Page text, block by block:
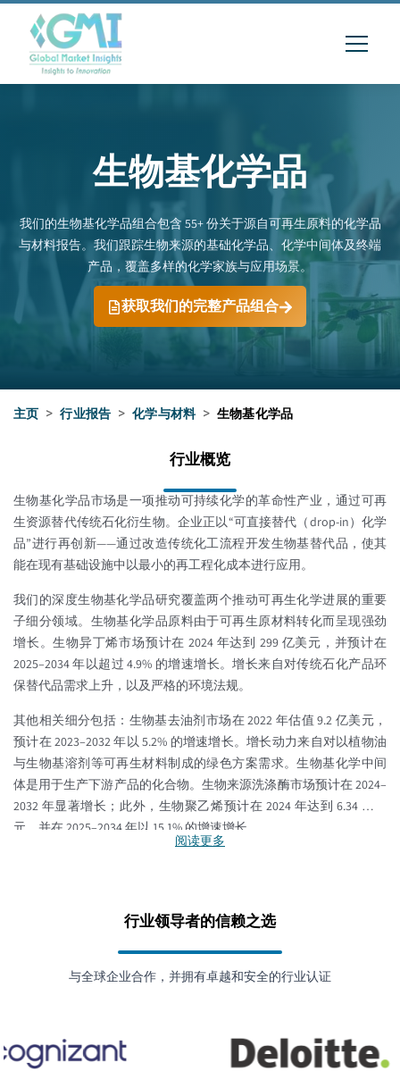
生物基化学品
我们的生物基化学品组合包含 55+ 份关于源自可再生原料的化学品
与材料报告。我们跟踪生物来源的基础化学品、化学中间体及终端
产品，覆盖多样的化学家族与应用场景。
获取我们的完整产品组合
主页 > 行业报告 > 化学与材料 > 生物基化学品
行业概览
生物基化学品市场是一项推动可持续化学的革命性产业，通过可再
生资源替代传统石化衍生物。企业正以“可直接替代（drop-in）化学
品”进行再创新——通过改造传统化工流程开发生物基替代品，使其
能在现有基础设施中以最小的再工程化成本进行应用。
我们的深度生物基化学品研究覆盖两个推动可再生化学进展的重要
子细分领域。生物基化学品原料由于可再生原材料转化而呈现强劲
增长。生物异丁烯市场预计在 2024 年达到 299 亿美元，并预计在
2025–2034 年以超过 4.9% 的增速增长。增长来自对传统石化产品环
保替代品需求上升，以及严格的环境法规。
其他相关细分包括：生物基去油剂市场在 2022 年估值 9.2 亿美元，
预计在 2023–2032 年以 5.2% 的增速增长。增长动力来自对以植物油
与生物基溶剂等可再生材料制成的绿色方案需求。生物基化学中间
体是用于生产下游产品的化合物。生物来源洗涤酶市场预计在 2024–
2032 年显著增长；此外，生物聚乙烯预计在 2024 年达到 6.34 亿美
元，并在 2025–2034 年以 15.1% 的增速增长。
阅读更多
行业领导者的信赖之选
与全球企业合作，并拥有卓越和安全的行业认证